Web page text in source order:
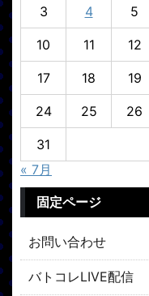
3 4 5
10 11 12
17 18 19
24 25 26
31
« 7月
固定ページ
お問い合わせ
バトコレLIVE配信